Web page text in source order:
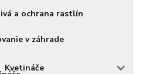
a ochrana rastlín
v záhrade
Kvetináče